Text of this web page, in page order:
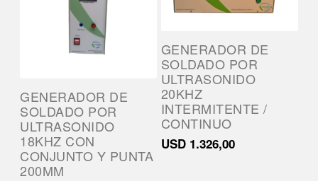
GENERADOR DE
SOLDADO POR
ULTRASONIDO
18KHZ CON
CONJUNTO Y PUNTA
200MM
GENERADOR DE
SOLDADO POR
ULTRASONIDO
20KHZ
INTERMITENTE /
CONTINUO
USD 1.326,00